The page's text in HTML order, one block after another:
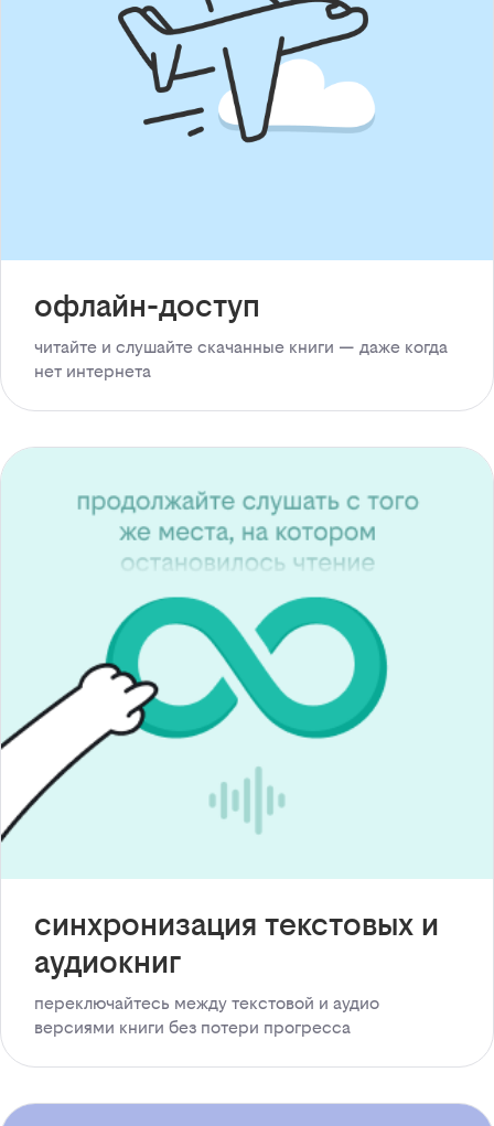
офлайн-доступ
читайте и слушайте скачанные книги — даже когда
нет интернета
синхронизация текстовых и
аудиокниг
переключайтесь между текстовой и аудио
версиями книги без потери прогресса